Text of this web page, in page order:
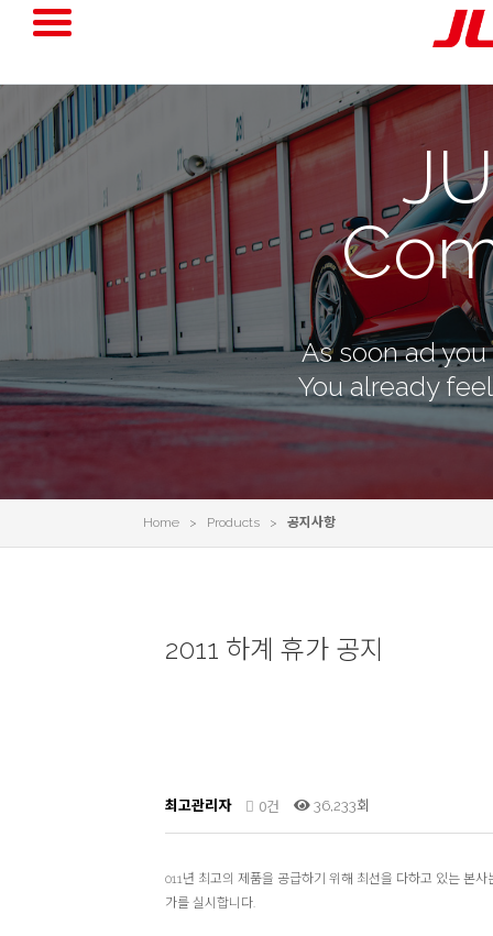
As soon ad
You already
Home > Products > 공지사항
2011 하계 휴가 공지
최고관리자 0건 36,233회
011년 최고의 제품을 공급하기 위해 최선을 다하고 있는 본
가를 실시합니다.